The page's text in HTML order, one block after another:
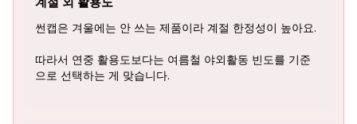
썬캡은 겨울에는 안 쓰는 제품이라 계절 한정성이 높아요.
따라서 연중 활용도보다는 여름철 야외활동 빈도를 기준
으로 선택하는 게 맞습니다.